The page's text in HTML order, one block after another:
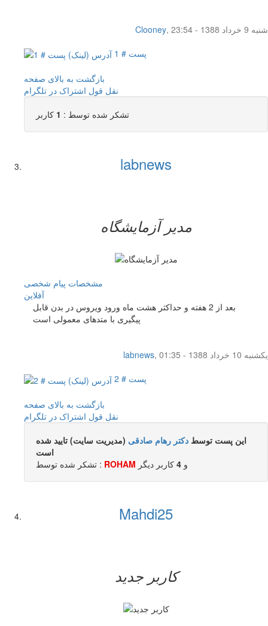
Clooney,
شنبه 9 خرداد 1388 - 23:54
پست # 1
بازگشت به بالای صفحه
نقل قول اشتراک در تلگرام
تشکر شده توسط : 1 کاربر
labnews
مدیر آزمایشگاه
مشخصات پیام شخصی
آفلاين
بعد از 2 هفته و حداکثر هشت ماه ورود ویروس در بدن قابل
پیگیری با متدهای معمولی است
labnews,
یکشنبه 10 خرداد 1388 - 01:35
پست # 2
بازگشت به بالای صفحه
نقل قول اشتراک در تلگرام
این پست توسط دکتر رهام صادقی (مدیریت سایت) تایید شده
است
تشکر شده توسط : ROHAM و 4 کاربر ديگر
Mahdi25
کاربر جدید